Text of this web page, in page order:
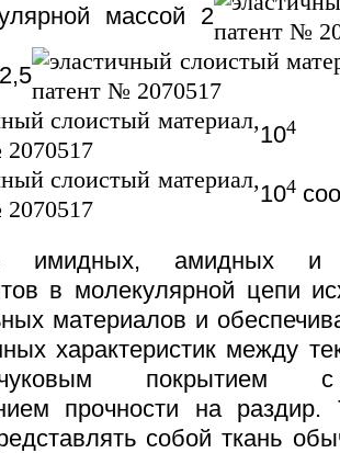
массой 2
104
104
имидных, амидных и
в молекулярной цепи
материалов и
характеристик между
покрытием
прочности на раздир.
собой ткань